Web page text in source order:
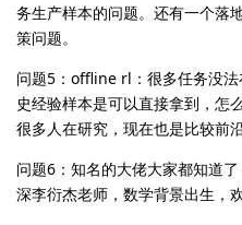
务生产样本的问题。还有一个落
策问题。
问题5：offline rl：很多任务没
史经验样本是可以直接拿到，怎
很多人在研究，现在也是比较前
问题6：知名的大佬大家都知道
深李衍杰老师，数学背景出生，